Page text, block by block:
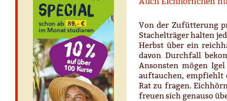
Von der Zufütterung
Stachelträger halten
Herbst über ein
davon Durchfall
Ansonsten mögen
auftauchen, empfiehlt
Rat zu fragen.
freuen sich genauso